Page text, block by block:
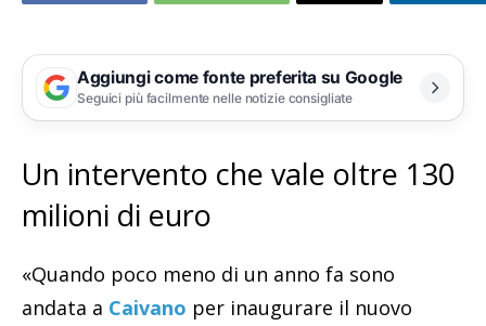
Aggiungi come fonte preferita su Google
Seguici più facilmente nelle notizie consigliate
Un intervento che vale oltre 130
milioni di euro
«Quando poco meno di un anno fa sono
andata a Caivano per inaugurare il nuovo